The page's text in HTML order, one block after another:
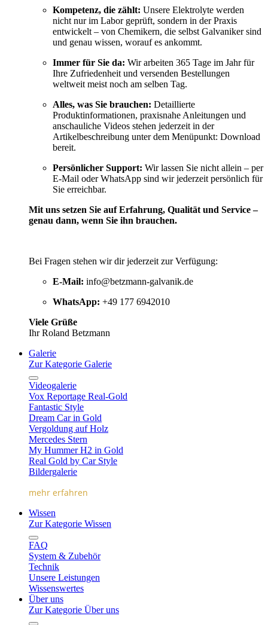
Kompetenz, die zählt: Unsere Elektrolyte werden
nicht nur im Labor geprüft, sondern in der Praxis
entwickelt – von Chemikern, die selbst Galvaniker sind
und genau wissen, worauf es ankommt.
Immer für Sie da: Wir arbeiten 365 Tage im Jahr für
Ihre Zufriedenheit und versenden Bestellungen
weltweit meist noch am selben Tag.
Alles, was Sie brauchen: Detaillierte
Produktinformationen, praxisnahe Anleitungen und
anschauliche Videos stehen jederzeit in der
Artikelbeschreibung unter dem Menüpunkt: Download
bereit.
Persönlicher Support: Wir lassen Sie nicht allein – per
E-Mail oder WhatsApp sind wir jederzeit persönlich für
Sie erreichbar.
Mit uns setzen Sie auf Erfahrung, Qualität und Service –
genau dann, wenn Sie ihn brauchen.
Bei Fragen stehen wir dir jederzeit zur Verfügung:
E-Mail: info@betzmann-galvanik.de
WhatsApp: +49 177 6942010
Viele Grüße
Ihr Roland Betzmann
Galerie
Zur Kategorie Galerie
Videogalerie
Vox Reportage Real-Gold
Fantastic Style
Dream Car in Gold
Vergoldung auf Holz
Mercedes Stern
My Hummer H2 in Gold
Real Gold by Car Style
Bildergalerie
mehr erfahren
Wissen
Zur Kategorie Wissen
FAQ
System & Zubehör
Technik
Unsere Leistungen
Wissenswertes
Über uns
Zur Kategorie Über uns